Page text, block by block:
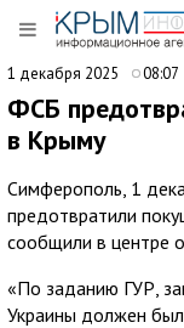
1 декабря 2025 08:07
ФСБ
в Крыму
Симферополь, 1
предотвратили
сообщили в центре
«По заданию ГУР,
Украины должен